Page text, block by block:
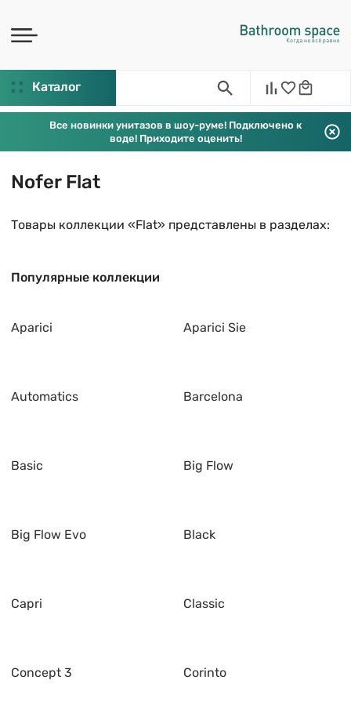
Каталог
Все новинки унитазов в шоу-руме! Подключено к
воде! Приходите оценить!
Nofer Flat
Товары коллекции «Flat» представлены в разделах:
Популярные коллекции
Aparici Aparici Sie
Automatics Barcelona
Basic Big Flow
Big Flow Evo Black
Capri Classic
Concept 3 Corinto